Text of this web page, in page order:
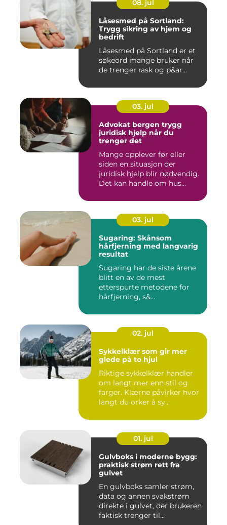
08. jul
Låsesmed på Sortland:
Trygg sikring av hjem og
bedrift
Låsesmed på Sortland er et
søkeord mange bruker når
de trenger rask og p&ar...
03. jul
Advokat bergen trygg
juridisk hjelp når du
trenger det
Mange opplever før eller
siden en situasjon der
juridisk hjelp blir nødvendig.
Det kan handle om hus...
03. jul
Sugaring: Skånsom
hårfjerning med langvarig
resultat
Sugaring har de siste årene
blitt en av de mest
etterspurte metodene for
hårfjerning, s&...
02. jul
Sykkelklær som gir mer
glede på to hjul
Riktige sykkelklær handler
om langt mer enn stil og
farger. Klærne påvirker hvor
langt du orker å sy...
01. jul
Gulvboks i moderne bygg:
praktisk strøm rett fra
gulvet
En gulvboks samler strøm,
data og annen svakstrøm
direkte i gulvet, der brukeren
faktisk trenger til...